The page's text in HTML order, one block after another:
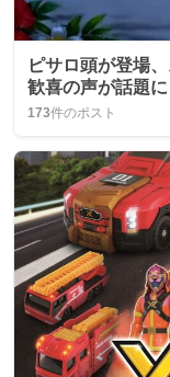
ピサロ頭が登場
歓喜の声が話題に
173件のポスト